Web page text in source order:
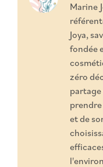
Marine
Joya,
fondée
zéro
partage
prendre
et de